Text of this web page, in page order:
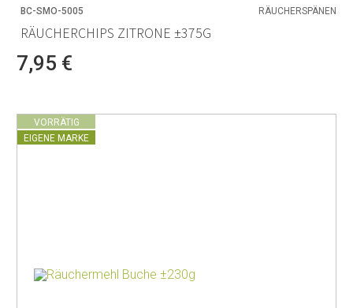
BC-SMO-5005 RÄUCHERSPÄNEN
RÄUCHERCHIPS ZITRONE ±375G
7,95 €
VORRÄTIG
EIGENE MARKE